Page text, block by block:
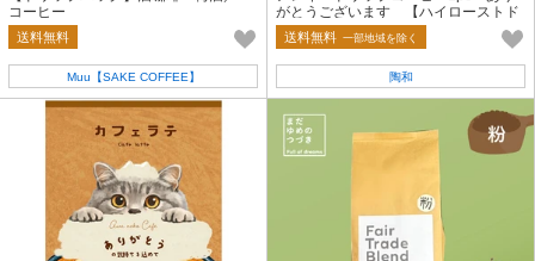
コーヒー
送料無料
Muu【SAKE COFFEE】
がとうございます 【ハイローストド
リップコーヒー／ギフト】
送料無料 一部地域を除く
陶和